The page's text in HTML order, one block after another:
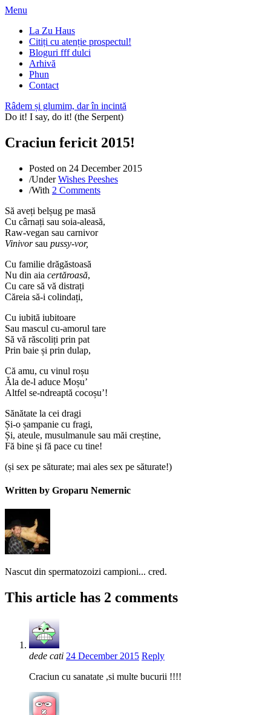
Menu
La Zu Haus
Citiți cu atenție prospectul!
Bloguri fff dulci
Arhivă
Phun
Contact
Râdem și glumim, dar în incintă
Do it! I say, do it! (the Serpent)
Craciun fericit 2015!
Posted on 24 December 2015
/UnderWishes Peeshes
/With 2 Comments
Să aveți belșug pe masă
Cu cârnați sau soia-aleasă,
Raw-vegan sau carnivor
Vinivorsau pussy-vor,
Cu familie drăgăstoasă
Nu din aia certăroasă,
Cu care să vă distrați
Căreia să-i colindați,
Cu iubită iubitoare
Sau mascul cu-amorul tare
Să vă răscoliți prin pat
Prin baie și prin dulap,
Că amu, cu vinul roșu
Ăla de-l aduce Moșu’
Altfel se-ndreaptă cocoșu’!
Sănătate la cei dragi
Și-o șampanie cu fragi,
Și, ateule, musulmanule sau măi creștine,
Fă bine și fă pace cu tine!
(și sex pe săturate; mai ales sex pe săturate!)
Written by Groparu Nemernic
Nascut din spermatozoizi campioni... cred.
This article has 2 comments
dede cati 24 December 2015 Reply
Craciun cu sanatate ,si multe bucurii !!!!